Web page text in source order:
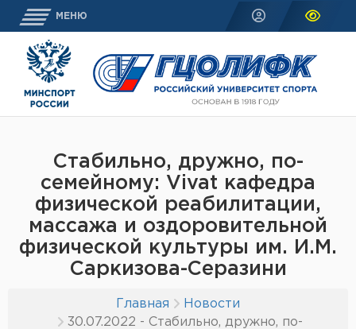
МЕНЮ
Стабильно, дружно, по-
семейному: Vivat кафедра
физической реабилитации,
массажа и оздоровительной
физической культуры им. И.М.
Саркизова-Серазини
Главная
Новости
30.07.2022 - Стабильно, дружно, по-